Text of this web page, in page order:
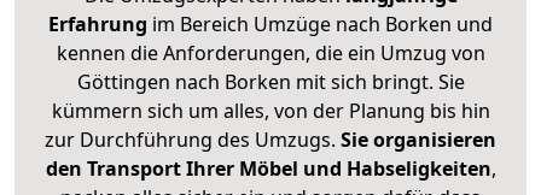
Erfahrung im Bereich Umzüge nach Borken und
kennen die Anforderungen, die ein Umzug von
Göttingen nach Borken mit sich bringt. Sie
kümmern sich um alles, von der Planung bis hin
zur Durchführung des Umzugs. Sie organisieren
den Transport Ihrer Möbel und Habseligkeiten,